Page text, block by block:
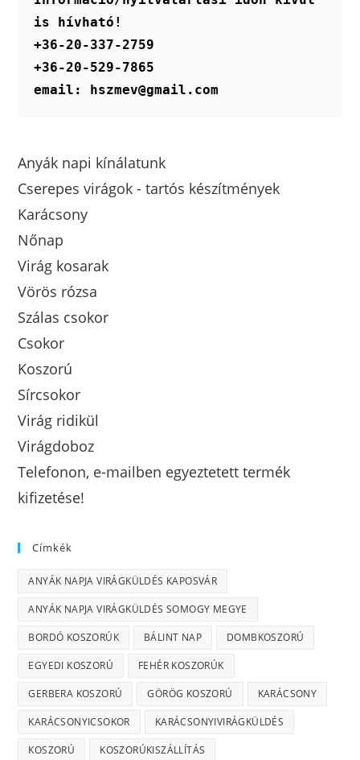
is hívható!
+36-20-337-2759
+36-20-529-7865
email: hszmev@gmail.com
Anyák napi kínálatunk
Cserepes virágok - tartós készítmények
Karácsony
Nőnap
Virág kosarak
Vörös rózsa
Szálas csokor
Csokor
Koszorú
Sírcsokor
Virág ridikül
Virágdoboz
Telefonon, e-mailben egyeztetett termék
kifizetése!
Címkék
ANYÁK NAPJA VIRÁGKÜLDÉS KAPOSVÁR
ANYÁK NAPJA VIRÁGKÜLDÉS SOMOGY MEGYE
BORDÓ KOSZORÚK BÁLINT NAP DOMBKOSZORÚ
EGYEDI KOSZORÚ FEHÉR KOSZORÚK
GERBERA KOSZORÚ GÖRÖG KOSZORÚ KARÁCSONY
KARÁCSONYICSOKOR KARÁCSONYIVIRÁGKÜLDÉS
KOSZORÚ KOSZORÚKISZÁLLÍTÁS